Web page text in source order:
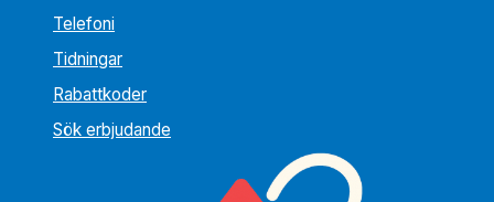
Telefoni
Tidningar
Rabattkoder
Sök erbjudande